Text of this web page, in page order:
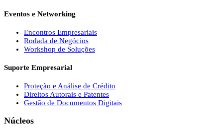
Eventos e Networking
Encontros Empresariais
Rodada de Negócios
Workshop de Soluções
Suporte Empresarial
Proteção e Análise de Crédito
Direitos Autorais e Patentes
Gestão de Documentos Digitais
Núcleos